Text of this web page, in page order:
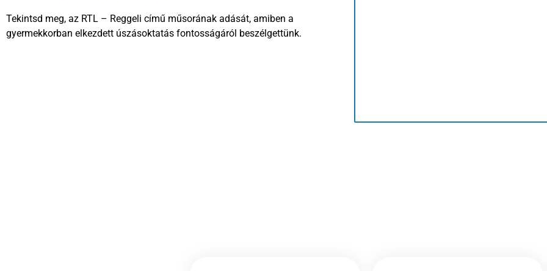
Tekintsd meg, az RTL – Reggeli című műsorának adását, amiben a
gyermekkorban elkezdett úszásoktatás fontosságáról beszélgettünk.